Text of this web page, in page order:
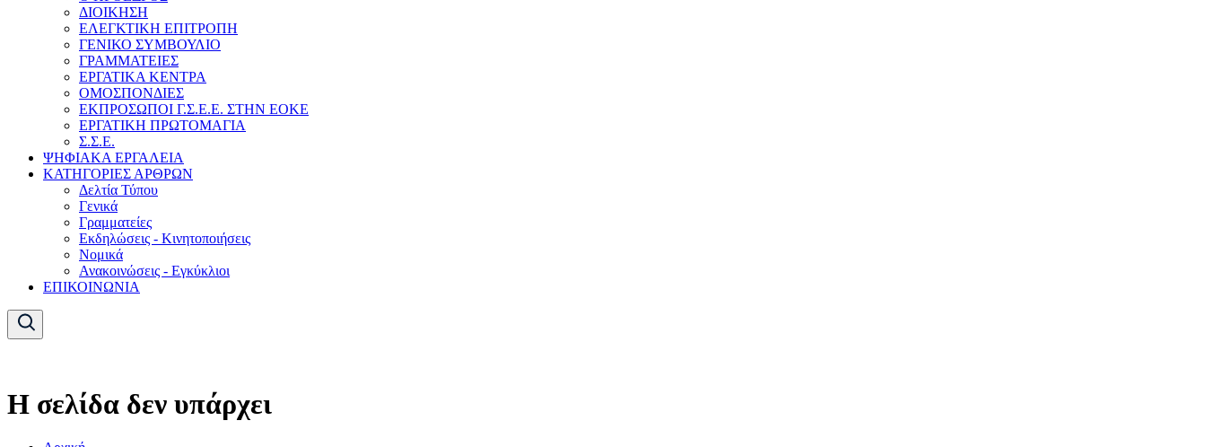
ΔΙΟΙΚΗΣΗ
ΕΛΕΓΚΤΙΚΗ ΕΠΙΤΡΟΠΗ
ΓΕΝΙΚΟ ΣΥΜΒΟΥΛΙΟ
ΓΡΑΜΜΑΤΕΙΕΣ
ΕΡΓΑΤΙΚΑ ΚΕΝΤΡΑ
ΟΜΟΣΠΟΝΔΙΕΣ
ΕΚΠΡΟΣΩΠΟΙ Γ.Σ.Ε.Ε. ΣΤΗΝ ΕΟΚΕ
ΕΡΓΑΤΙΚΗ ΠΡΩΤΟΜΑΓΙΑ
Σ.Σ.Ε.
ΨΗΦΙΑΚΑ ΕΡΓΑΛΕΙΑ
ΚΑΤΗΓΟΡΙΕΣ ΑΡΘΡΩΝ
Δελτία Τύπου
Γενικά
Γραμματείες
Εκδηλώσεις - Κινητοποιήσεις
Νομικά
Ανακοινώσεις - Εγκύκλιοι
ΕΠΙΚΟΙΝΩΝΙΑ
Η σελίδα δεν υπάρχει